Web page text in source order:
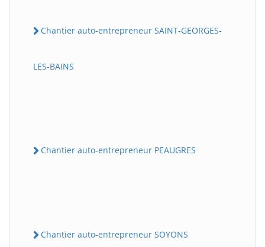
Chantier auto-entrepreneur SAINT-GEORGES-
LES-BAINS
Chantier auto-entrepreneur PEAUGRES
Chantier auto-entrepreneur SOYONS